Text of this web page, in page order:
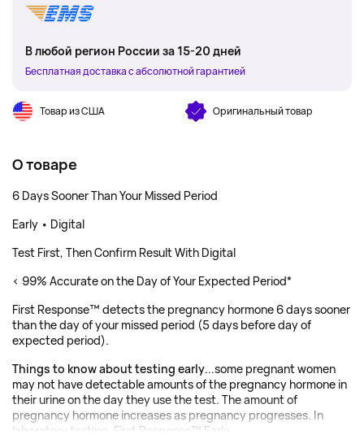
В любой регион России за 15-20 дней
Бесплатная доставка с абсолютной гарантией
Товар из США Оригинальный товар
О товаре
6 Days Sooner Than Your Missed Period
Early • Digital
Test First, Then Confirm Result With Digital
< 99% Accurate on the Day of Your Expected Period*
First Response™ detects the pregnancy hormone 6 days sooner
than the day of your missed period (5 days before day of
expected period).
Things to know about testing early...some pregnant women
may not have detectable amounts of the pregnancy hormone in
their urine on the day they use the test. The amount of
pregnancy hormone increases as pregnancy progresses. In
laboratory testing, First Response™ Early...